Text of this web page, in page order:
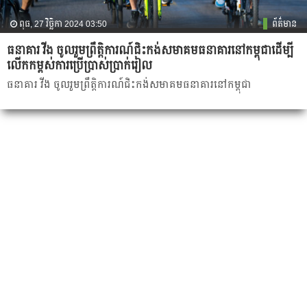
ពុធ, 27 វិច្ឆិកា 2024 03:50 ព័ត៌មាន
ធនាគារ វីង ចូលរួមព្រឹត្តិការណ៍ជិះកង់សមាគមធនាគារនៅកម្ពុជាដើម្បី
លើកកម្ពស់ការប្រើប្រាស់ប្រាក់រៀល
ធនាគារ វីង ចូលរួមព្រឹត្តិការណ៍ជិះកង់សមាគមធនាគារនៅកម្ពុជា